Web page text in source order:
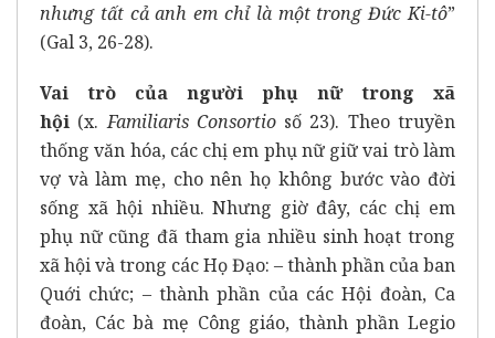
nhưng tất cả anh em chỉ là một trong Đức Ki-tô”
(Gal 3, 26-28).
Vai trò của người phụ nữ trong xã
hội (x.Familiaris Consortio số 23). Theo truyền
thống văn hóa, các chị em phụ nữ giữ vai trò làm
vợ và làm mẹ, cho nên họ không bước vào đời
sống xã hội nhiều. Nhưng giờ đây, các chị em
phụ nữ cũng đã tham gia nhiều sinh hoạt trong
xã hội và trong các Họ Đạo: – thành phần của ban
Quới chức; – thành phần của các Hội đoàn, Ca
đoàn, Các bà mẹ Công giáo, thành phần Legio